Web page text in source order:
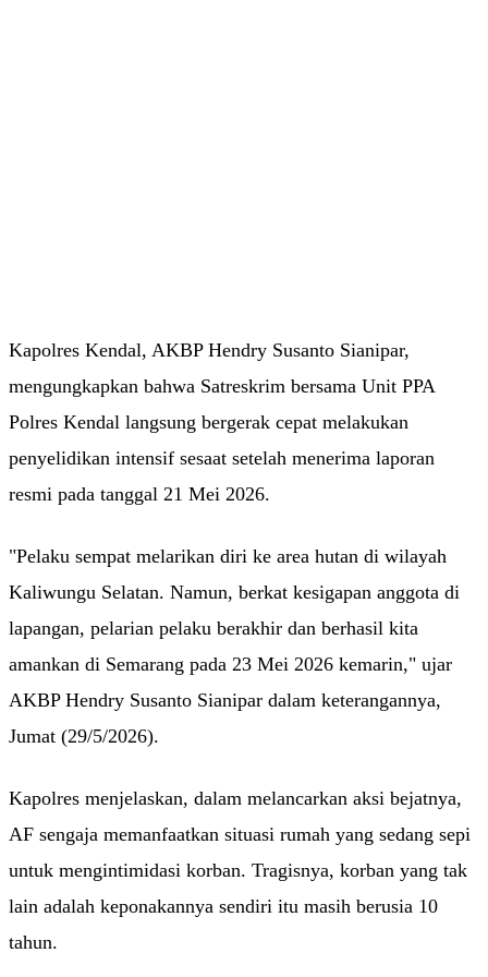
Kapolres Kendal, AKBP Hendry Susanto Sianipar,
mengungkapkan bahwa Satreskrim bersama Unit PPA
Polres Kendal langsung bergerak cepat melakukan
penyelidikan intensif sesaat setelah menerima laporan
resmi pada tanggal 21 Mei 2026.
"Pelaku sempat melarikan diri ke area hutan di wilayah
Kaliwungu Selatan. Namun, berkat kesigapan anggota di
lapangan, pelarian pelaku berakhir dan berhasil kita
amankan di Semarang pada 23 Mei 2026 kemarin," ujar
AKBP Hendry Susanto Sianipar dalam keterangannya,
Jumat (29/5/2026).
Kapolres menjelaskan, dalam melancarkan aksi bejatnya,
AF sengaja memanfaatkan situasi rumah yang sedang sepi
untuk mengintimidasi korban. Tragisnya, korban yang tak
lain adalah keponakannya sendiri itu masih berusia 10
tahun.